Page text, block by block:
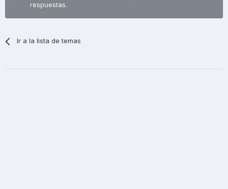
respuestas.
Ir a la lista de temas